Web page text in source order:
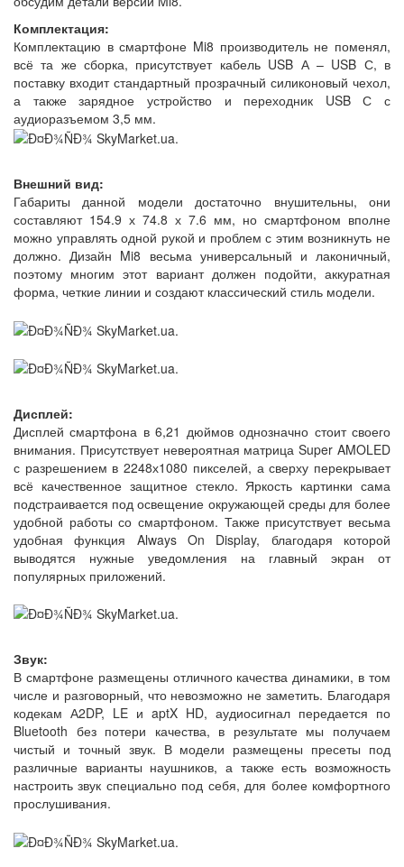
Комплектация:
Комплектацию в смартфоне Mi8 производитель не поменял,
всё та же сборка, присутствует кабель USB А – USB С, в
поставку входит стандартный прозрачный силиконовый чехол,
а также зарядное устройство и переходник USB С с
аудиоразъемом 3,5 мм.
Внешний вид:
Габариты данной модели достаточно внушительны, они
составляют 154.9 х 74.8 х 7.6 мм, но смартфоном вполне
можно управлять одной рукой и проблем с этим возникнуть не
должно. Дизайн Mi8 весьма универсальный и лаконичный,
поэтому многим этот вариант должен подойти, аккуратная
форма, четкие линии и создают классический стиль модели.
Дисплей:
Дисплей смартфона в 6,21 дюймов однозначно стоит своего
внимания. Присутствует невероятная матрица Super AMOLED
с разрешением в 2248х1080 пикселей, а сверху перекрывает
всё качественное защитное стекло. Яркость картинки сама
подстраивается под освещение окружающей среды для более
удобной работы со смартфоном. Также присутствует весьма
удобная функция Always On Display, благодаря которой
выводятся нужные уведомления на главный экран от
популярных приложений.
Звук:
В смартфоне размещены отличного качества динамики, в том
числе и разговорный, что невозможно не заметить. Благодаря
кодекам А2DP, LE и aptX HD, аудиосигнал передается по
Bluetooth без потери качества, в результате мы получаем
чистый и точный звук. В модели размещены пресеты под
различные варианты наушников, а также есть возможность
настроить звук специально под себя, для более комфортного
прослушивания.